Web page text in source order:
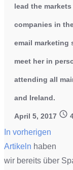
lead the
companies in
email marketing
meet her in
attending all
and Ireland.
April 5, 2017
In vorherigen
Artikeln haben
wir bereits über